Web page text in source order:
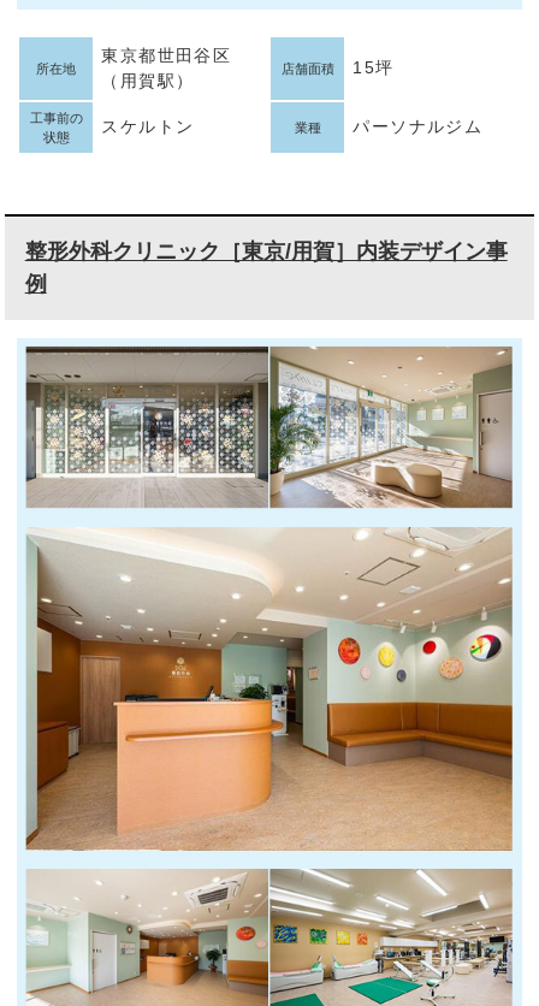
所在地
東京都世田谷区
（用賀駅）
店舗面積 15坪
工事前の
状態
スケルトン 業種 パーソナルジム
整形外科クリニック［東京/用賀］内装デザイン事
例